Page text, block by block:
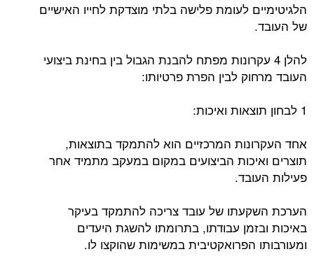
הלגיטימיים לעומת פלישה בלתי מוצדקת לחייו האישיים
של העובד.
להלן 4 עקרונות מפתח להבנת הגבול בין בחינת ביצועי
העובד מרחוק לבין הפרת פרטיותו:
1 לבחון תוצאות ואיכות:
אחד העקרונות המרכזיים הוא להתמקד בתוצאות,
תוצרים ואיכות הביצועים במקום במעקב מתמיד אחר
פעילות העובד.
הערכת השקעתו של עובד צריכה להתמקד בעיקר
באיכות ובזמן עבודתו, בתרומתו להשגת היעדים
ומעורבותו הפרואקטיבית במשימות שהוקצו לו.